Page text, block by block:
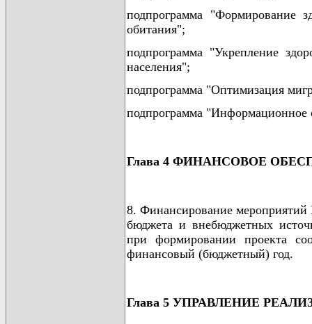
подпрограмма "Формирование
обитания";
подпрограмма "Укрепление
населения";
подпрограмма "Оптимизация
подпрограмма "Информационное
Глава 4 ФИНАНСОВОЕ
8. Финансирование мероприятий
бюджета и внебюджетных
при формировании проекта
финансовый (бюджетный) год.
Глава 5 УПРАВЛЕНИЕ